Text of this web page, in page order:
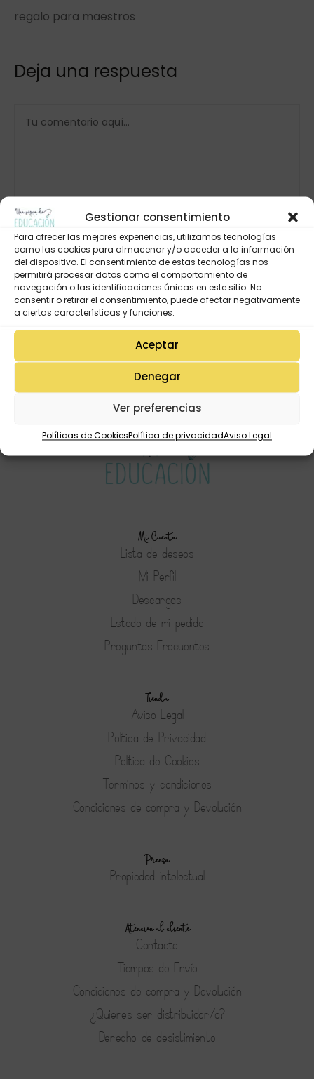
Gestionar consentimiento
Para ofrecer las mejores experiencias, utilizamos tecnologías
como las cookies para almacenar y/o acceder a la información
del dispositivo. El consentimiento de estas tecnologías nos
permitirá procesar datos como el comportamiento de
navegación o las identificaciones únicas en este sitio. No
consentir o retirar el consentimiento, puede afectar negativamente
a ciertas características y funciones.
Aceptar
Denegar
Ver preferencias
Políticas de CookiesPolítica de privacidadAviso Legal
regalo para maestros
Deja una respuesta
Mi Cuenta
Lista de deseos
Mi Perfil
Descargas
Estado de mi pedido
Preguntas Frecuentes
Tienda
Aviso Legal
Política de Privacidad
Política de Cookies
Terminos y condiciones
Condiciones de compra y Devolución
Prensa
Propiedad intelectual
Atención al cliente
Contacto
Tiempos de Envío
Condiciones de compra y Devolución
¿Quieres ser distribuidor/a?
Derecho de desistimiento